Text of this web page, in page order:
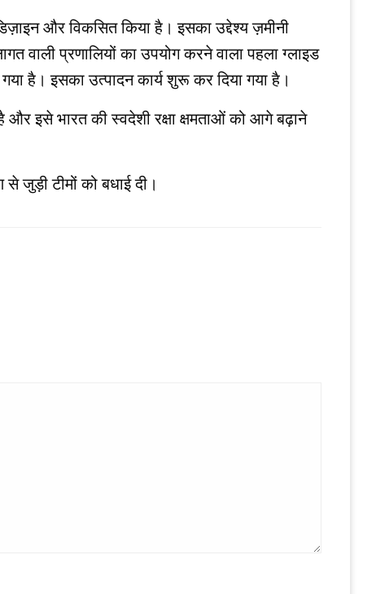
और विकसित किया है। इसका उद्देश्य ज़मीनी
वाली प्रणालियों का उपयोग करने वाला पहला ग्लाइड
है। इसका उत्पादन कार्य शुरू कर दिया गया है।
और इसे भारत की स्वदेशी रक्षा क्षमताओं को आगे बढ़ाने
जुड़ी टीमों को बधाई दी।